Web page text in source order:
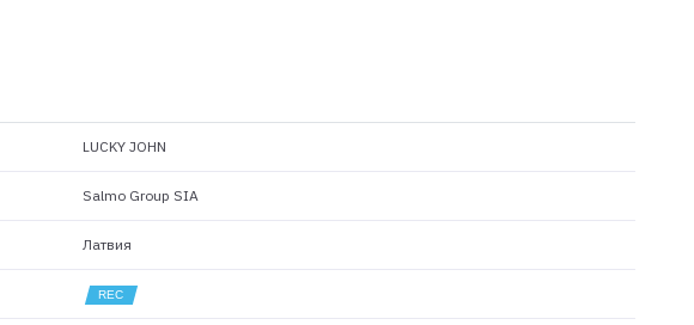
LUCKY JOHN
Salmo Group SIA
Латвия